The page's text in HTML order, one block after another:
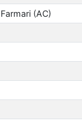
Farmari (AC)